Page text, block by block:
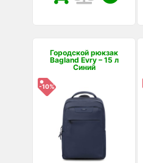
Городской рюкзак
Bagland Evry – 15 л
Синий
-10%